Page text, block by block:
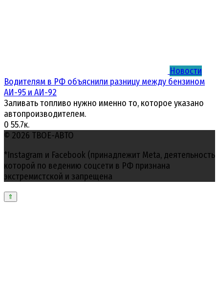
Новости
Водителям в РФ объяснили разницу между бензином
АИ-95 и АИ-92
Заливать топливо нужно именно то, которое указано
автопроизводителем.
0 55.7к.
© 2026 ТВОЕ-АВТО
*Instagram и Facebook (принадлежит Meta, деятельность
которой по ведению соцсети в РФ признана
экстремистской и запрещена